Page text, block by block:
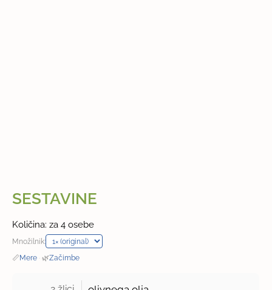
SESTAVINE
Količina: za 4 osebe
Množilnik:
📏Mere · 🌿Začimbe